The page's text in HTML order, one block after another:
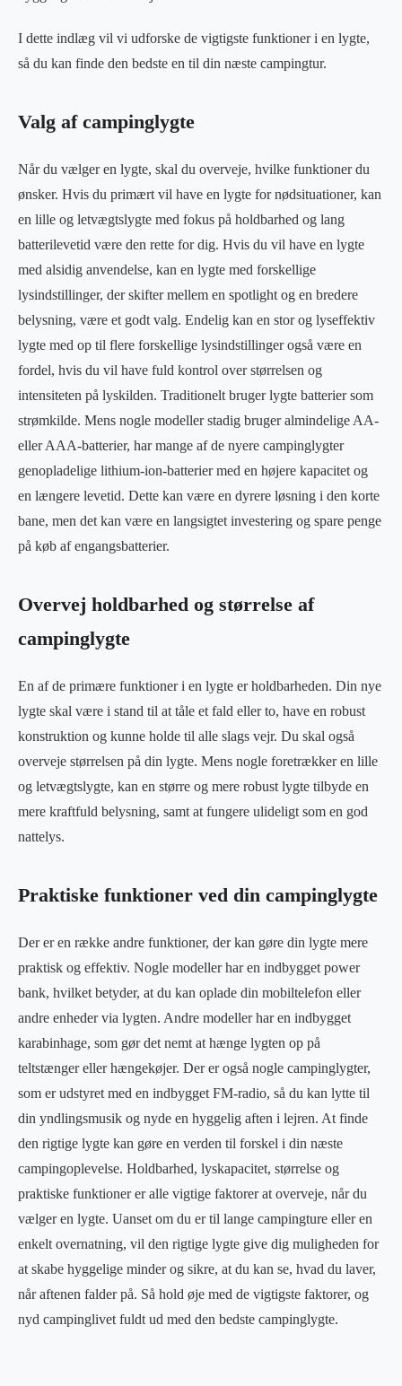
I dette indlæg vil vi udforske de vigtigste funktioner i en lygte,
så du kan finde den bedste en til din næste campingtur.
Valg af campinglygte
Når du vælger en lygte, skal du overveje, hvilke funktioner du
ønsker. Hvis du primært vil have en lygte for nødsituationer, kan
en lille og letvægtslygte med fokus på holdbarhed og lang
batterilevetid være den rette for dig. Hvis du vil have en lygte
med alsidig anvendelse, kan en lygte med forskellige
lysindstillinger, der skifter mellem en spotlight og en bredere
belysning, være et godt valg. Endelig kan en stor og lyseffektiv
lygte med op til flere forskellige lysindstillinger også være en
fordel, hvis du vil have fuld kontrol over størrelsen og
intensiteten på lyskilden. Traditionelt bruger lygte batterier som
strømkilde. Mens nogle modeller stadig bruger almindelige AA-
eller AAA-batterier, har mange af de nyere campinglygter
genopladelige lithium-ion-batterier med en højere kapacitet og
en længere levetid. Dette kan være en dyrere løsning i den korte
bane, men det kan være en langsigtet investering og spare penge
på køb af engangsbatterier.
Overvej holdbarhed og størrelse af
campinglygte
En af de primære funktioner i en lygte er holdbarheden. Din nye
lygte skal være i stand til at tåle et fald eller to, have en robust
konstruktion og kunne holde til alle slags vejr. Du skal også
overveje størrelsen på din lygte. Mens nogle foretrækker en lille
og letvægtslygte, kan en større og mere robust lygte tilbyde en
mere kraftfuld belysning, samt at fungere ulideligt som en god
nattelys.
Praktiske funktioner ved din campinglygte
Der er en række andre funktioner, der kan gøre din lygte mere
praktisk og effektiv. Nogle modeller har en indbygget power
bank, hvilket betyder, at du kan oplade din mobiltelefon eller
andre enheder via lygten. Andre modeller har en indbygget
karabinhage, som gør det nemt at hænge lygten op på
teltstænger eller hængekøjer. Der er også nogle campinglygter,
som er udstyret med en indbygget FM-radio, så du kan lytte til
din yndlingsmusik og nyde en hyggelig aften i lejren. At finde
den rigtige lygte kan gøre en verden til forskel i din næste
campingoplevelse. Holdbarhed, lyskapacitet, størrelse og
praktiske funktioner er alle vigtige faktorer at overveje, når du
vælger en lygte. Uanset om du er til lange campingture eller en
enkelt overnatning, vil den rigtige lygte give dig muligheden for
at skabe hyggelige minder og sikre, at du kan se, hvad du laver,
når aftenen falder på. Så hold øje med de vigtigste faktorer, og
nyd campinglivet fuldt ud med den bedste campinglygte.